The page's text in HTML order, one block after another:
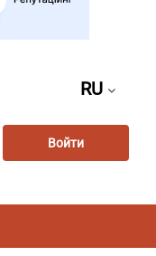
RU
Войти